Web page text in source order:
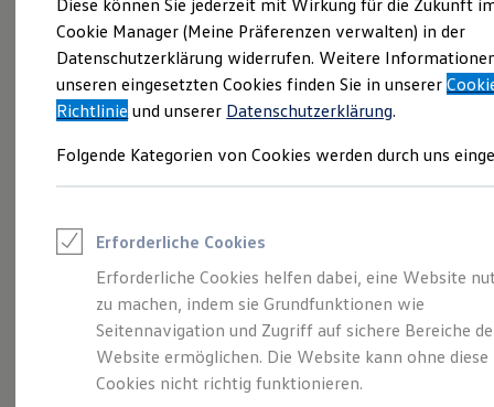
Sportwagen
Schnell verfügbare Fahrzeuge
Angebote und Produkte
Aktuelle Angebote
E-Auto-Förderung
Volkswagen Marktplatz
Junge Gebrauchtwagen und Gebrauchtwagen
Saisonangebote
Leasing
Leasing-Angebote
Gebrauchtwagen Leasing
Junge Gebrauchtwagen-Leasing
Elektroauto Leasing
Kleinwagen-Leasing
Leasing ohne Anzahlung
Der T-Roc
Diese können Sie jederzeit mit Wirkung für die Zukunft
Cookie Manager (Meine Präferenzen verwalten) in der
Datenschutzerklärung widerrufen. Weitere
unseren eingesetzten Cookies finden Sie in unserer
Richtlinie und unserer Datenschutzerklärung.
Folgende Kategorien von Cookies werden durch uns
Erforderliche Cookies
Erforderliche Cookies helfen dabei, eine Website
zu machen, indem sie Grundfunktionen wie
Seitennavigation und Zugriff auf sichere Bereiche
Website ermöglichen. Die Website kann ohne diese
Cookies nicht richtig funktionieren.